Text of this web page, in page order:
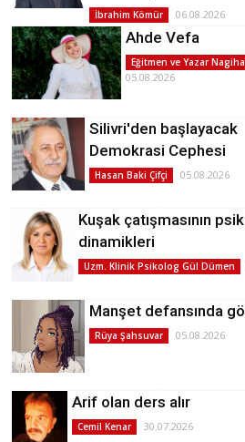
İbrahim Kömür 06.08.2026
Ahde Vefa
Eğitmen ve Yazar
05.08.2026
Silivri'den başlayacak
Demokrasi Cephesi
Hasan Baki Çifçi 05.08.2026
Kuşak çatışmasının
dinamikleri
Uzm. Klinik Psikolog Gül Dümen
Manşet defansında
Rüya Şahsuvar 05.08.2026
Arif olan ders alır
Cemil Kenar 30.07.2026